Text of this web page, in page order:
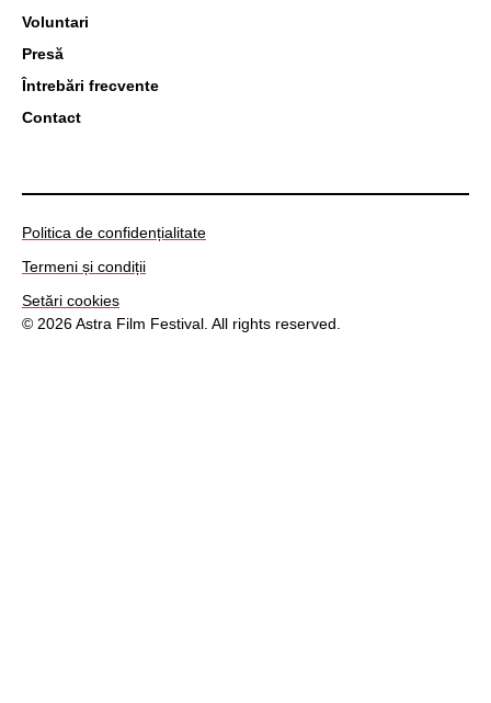
Voluntari
Presă
Întrebări frecvente
Contact
Politica de confidențialitate
Termeni și condiții
Setări cookies
© 2026 Astra Film Festival. All rights reserved.